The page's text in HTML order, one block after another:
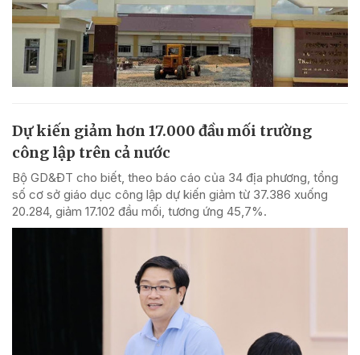
Dự kiến giảm hơn 17.000 đầu mối trường
công lập trên cả nước
Bộ GD&ĐT cho biết, theo báo cáo của 34 địa phương, tổng
số cơ sở giáo dục công lập dự kiến giảm từ 37.386 xuống
20.284, giảm 17.102 đầu mối, tương ứng 45,7%.